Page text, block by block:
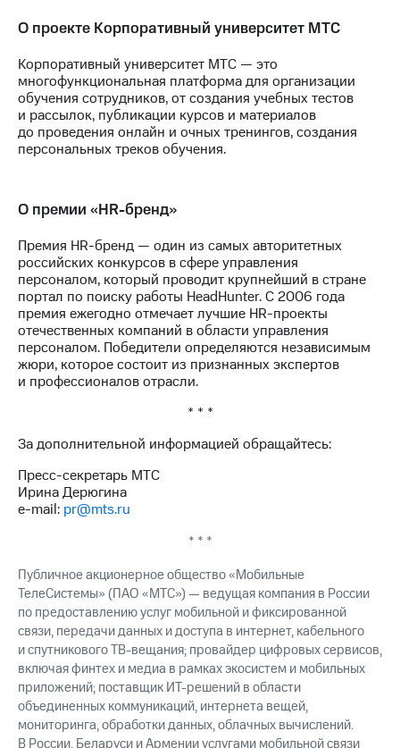
Программа
приобретения
Порядок
выкупа
акций
Дивиденды
Рынок
облигаций
Уведомление
погашении
именных
облигаций
Другое
Регистратор
Реквизиты
Контакты
развитие
О проекте Корпоративный университет МТС
Корпоративный университет МТС — это
многофункциональная платформа для организации
обучения сотрудников, от создания учебных тестов
и рассылок, публикации курсов и материалов
до проведения онлайн и очных тренингов, создания
персональных треков обучения.
О премии «HR-бренд»
Премия HR-бренд — один из самых авторитетных
российских конкурсов в сфере управления
персоналом, который проводит крупнейший в стране
портал по поиску работы HeadHunter. С 2006 года
премия ежегодно отмечает лучшие HR-проекты
отечественных компаний в области управления
персоналом. Победители определяются независимым
жюри, которое состоит из признанных экспертов
и профессионалов отрасли.
* * *
За дополнительной информацией обращайтесь:
Пресс-секретарь МТС
Ирина Дерюгина
e-mail: pr@mts.ru
* * *
Публичное акционерное общество «Мобильные
ТелеСистемы» (ПАО «МТС») — ведущая компания в России
по предоставлению услуг мобильной и фиксированной
связи, передачи данных и доступа в интернет, кабельного
и спутникового ТВ-вещания; провайдер цифровых сервисов,
включая финтех и медиа в рамках экосистем и мобильных
приложений; поставщик ИТ-решений в области
объединенных коммуникаций, интернета вещей,
мониторинга, обработки данных, облачных вычислений.